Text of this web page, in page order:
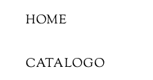
HOME
CATALOGO